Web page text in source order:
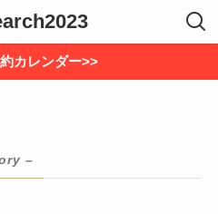
カレンダー>>
–